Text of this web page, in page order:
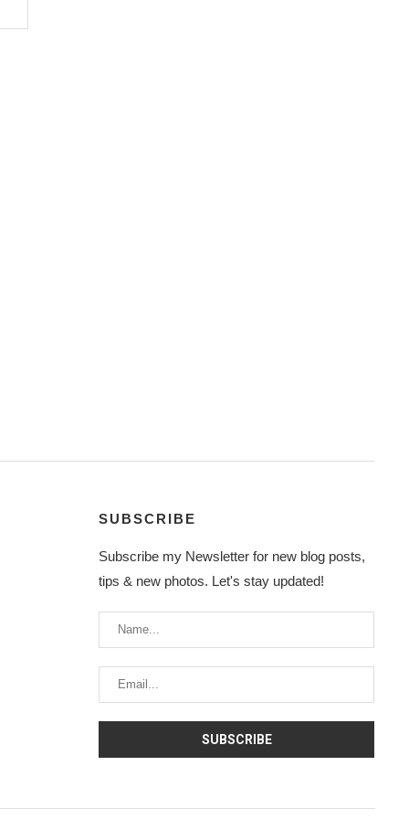
SUBSCRIBE
Subscribe my Newsletter for new blog posts,
tips & new photos. Let's stay updated!